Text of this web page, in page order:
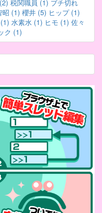
税関職員 (1) ブチ切れ
昭 (1) 櫻井 (5) ヒップ (1)
水素水 (1) ヒモ (1) 佐々
ク (1)